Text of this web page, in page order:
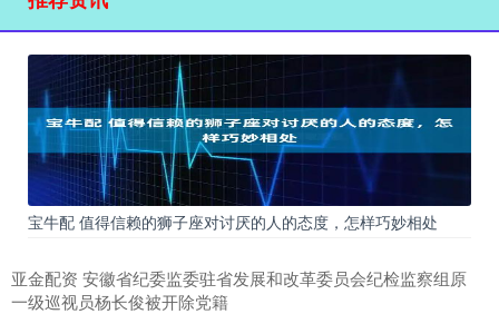
宝牛配 值得信赖的狮子座对讨厌的人的态度，怎样巧妙相处
亚金配资 安徽省纪委监委驻省发展和改革委员会纪检监察组原
一级巡视员杨长俊被开除党籍